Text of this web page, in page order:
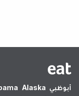
أبوظبي Alaska